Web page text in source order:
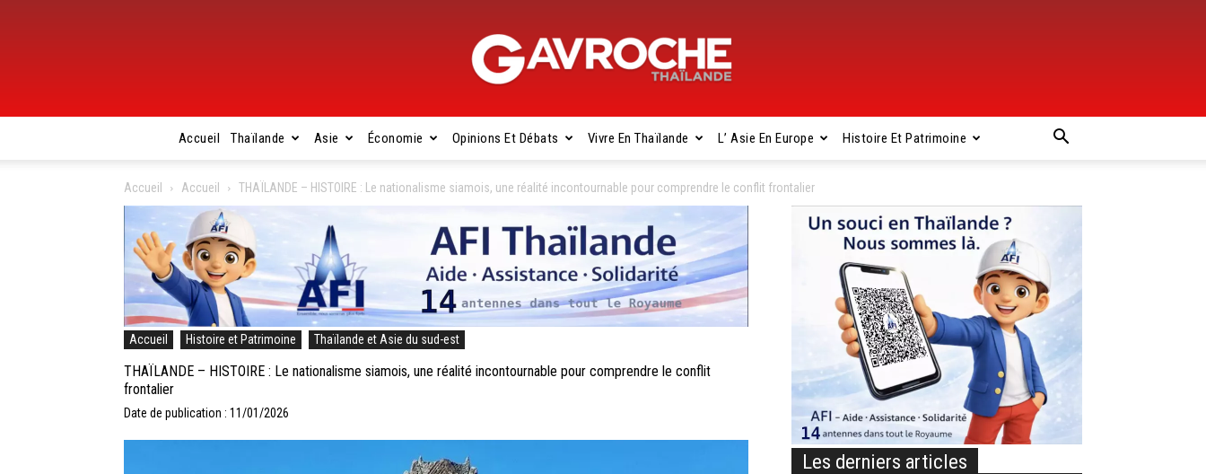
Gavroche
Thaïlande
Accueil Thaïlande Asie Économie Opinions Et Débats Vivre En Thaïlande L’ Asie En Europe Histoire Et Patrimoine
Accueil Accueil THAÏLANDE – HISTOIRE : Le nationalisme siamois, une réalité incontournable pour comprendre le conflit frontalier
Accueil Histoire et Patrimoine Thaïlande et Asie du sud-est
THAÏLANDE – HISTOIRE : Le nationalisme siamois, une réalité incontournable pour comprendre le conflit
frontalier
Date de publication : 11/01/2026
Les derniers articles